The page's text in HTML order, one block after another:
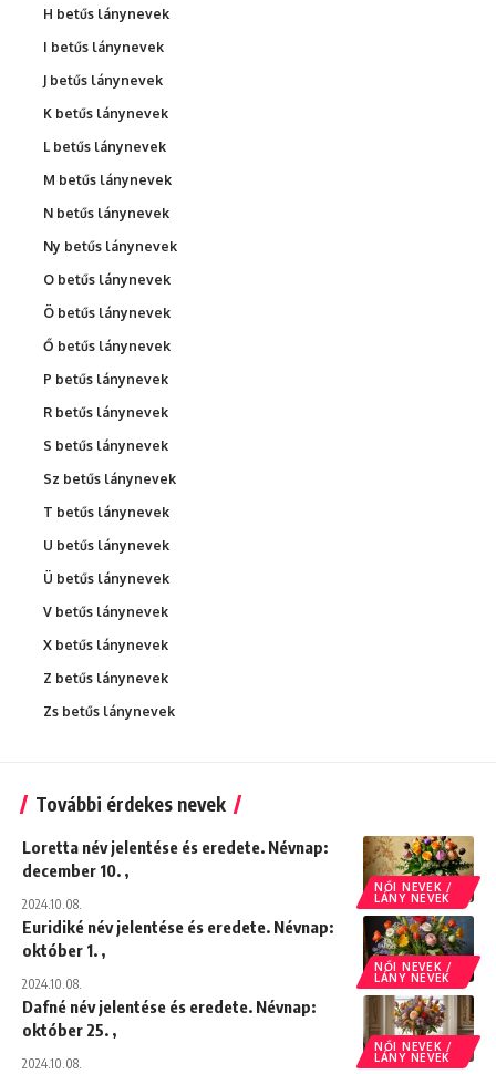
H betűs lánynevek
I betűs lánynevek
J betűs lánynevek
K betűs lánynevek
L betűs lánynevek
M betűs lánynevek
N betűs lánynevek
Ny betűs lánynevek
O betűs lánynevek
Ö betűs lánynevek
Ő betűs lánynevek
P betűs lánynevek
R betűs lánynevek
S betűs lánynevek
Sz betűs lánynevek
T betűs lánynevek
U betűs lánynevek
Ü betűs lánynevek
V betűs lánynevek
X betűs lánynevek
Z betűs lánynevek
Zs betűs lánynevek
További érdekes nevek
NŐI NEVEK /
LÁNY NEVEK
Loretta név jelentése és eredete. Névnap:
december 10. ,
2024.10.08.
NŐI NEVEK /
LÁNY NEVEK
Euridiké név jelentése és eredete. Névnap:
október 1. ,
2024.10.08.
NŐI NEVEK /
LÁNY NEVEK
Dafné név jelentése és eredete. Névnap:
október 25. ,
2024.10.08.